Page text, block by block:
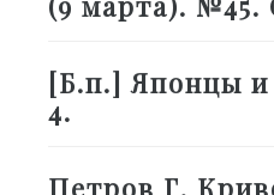
[Б.п.] Японцы и
4.